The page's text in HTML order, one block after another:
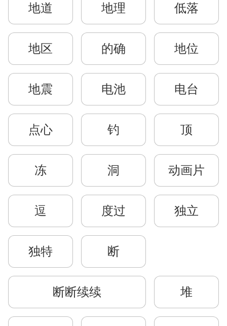
地道 地理 低落
地区 的确 地位
地震 电池 电台
点心 钓 顶
冻 洞 动画片
逗 度过 独立
独特 断
断断续续 堆